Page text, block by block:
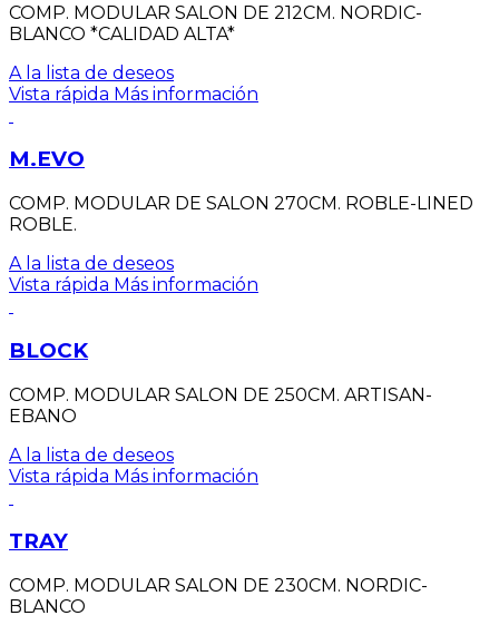
COMP. MODULAR SALON DE 212CM. NORDIC-
BLANCO *CALIDAD ALTA*
A la lista de deseos
Vista rápida Más información
M.EVO
COMP. MODULAR DE SALON 270CM. ROBLE-LINED
ROBLE.
A la lista de deseos
Vista rápida Más información
BLOCK
COMP. MODULAR SALON DE 250CM. ARTISAN-
EBANO
A la lista de deseos
Vista rápida Más información
TRAY
COMP. MODULAR SALON DE 230CM. NORDIC-
BLANCO